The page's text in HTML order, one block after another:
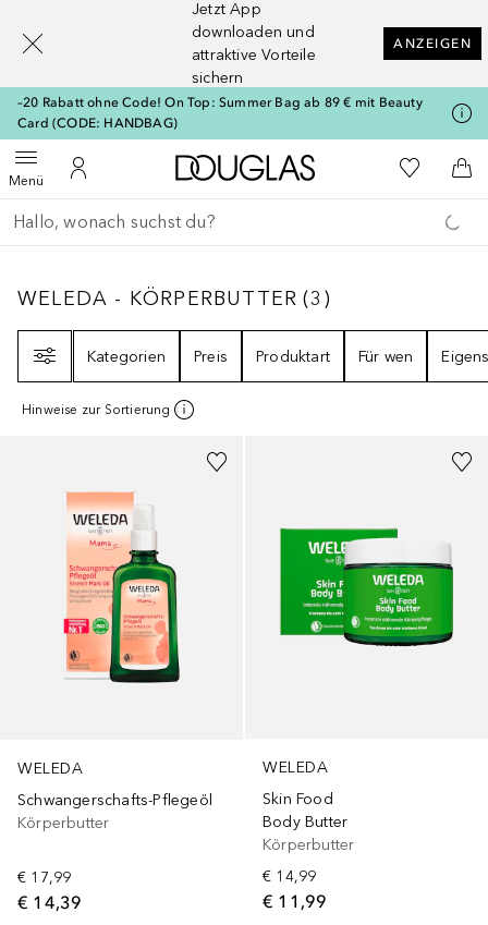
Jetzt App
downloaden und
attraktive Vorteile
sichern
ANZEIGEN
–20 Rabatt ohne Code! On Top: Summer Bag ab 89 € mit Beauty
Card (CODE: HANDBAG)
MenüMenü öffnenZu Meinem Kundenkonto
Zur Douglas Startseite
Zu Meiner
Gehe zurück
Suche ausführen
WELEDA - KÖRPERBUTTER 3
WELEDA - KÖRPERBUTTER (3 )
Kategorien
Preis Produktart Für wen
Hinweise zur Sortierung
WELEDA
Schwangerschafts-Pflegeöl
Körperbutter
€ 17,99
€ 14,39
WELEDA
Skin Food
Body Butter
Körperbutter
€ 14,99
€ 11,99
[navigation.slideout.screenreader]